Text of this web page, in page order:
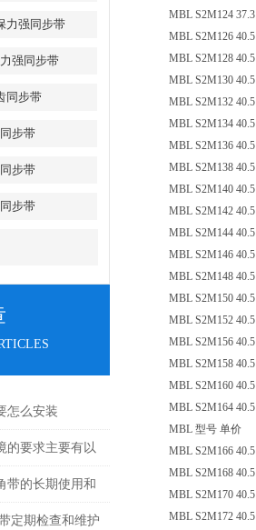
力强同步带
强同步带
同步带
步带
步带
步带
怎么安装
的要求主要有以
带的长期使用和
定期检查和维护
MBL S2M124 37.3
MBL S2M126 40.5
MBL S2M128 40.5
MBL S2M130 40.5
MBL S2M132 40.5
MBL S2M134 40.5
MBL S2M136 40.5
MBL S2M138 40.5
MBL S2M140 40.5
MBL S2M142 40.5
MBL S2M144 40.5
MBL S2M146 40.5
MBL S2M148 40.5
MBL S2M150 40.5
MBL S2M152 40.5
MBL S2M156 40.5
MBL S2M158 40.5
MBL S2M160 40.5
MBL S2M164 40.5
MBL 型号 单价
MBL S2M166 40.5
MBL S2M168 40.5
MBL S2M170 40.5
MBL S2M172 40.5